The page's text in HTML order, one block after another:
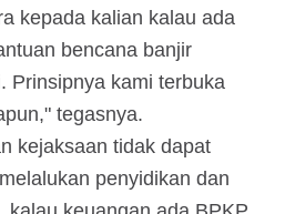
kepada kalian kalau ada
bencana banjir
Prinsipnya kami terbuka
tegasnya.
kejaksaan tidak dapat
penyidikan dan